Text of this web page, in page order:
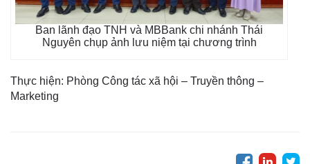
Ban lãnh đạo TNH và MBBank chi nhánh Thái
Nguyên chụp ảnh lưu niệm tại chương trình
Thực hiện: Phòng Công tác xã hội – Truyền thông –
Marketing